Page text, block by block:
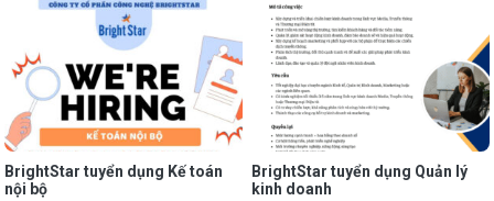
BrightStar tuyển dụng Kế toán
nội bộ
BrightStar tuyển dụng Quản lý
kinh doanh